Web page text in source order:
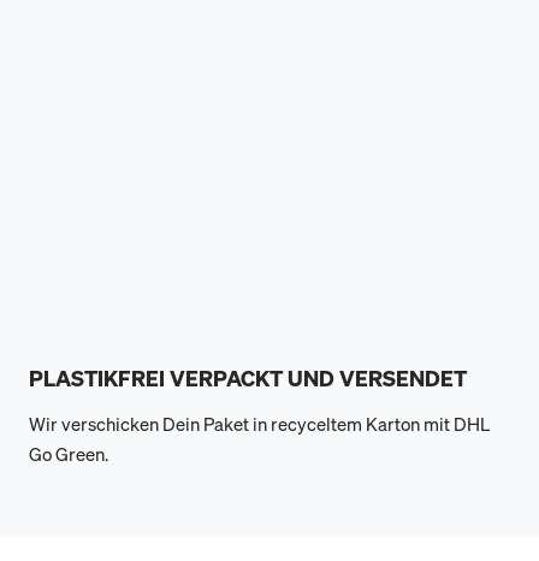
PLASTIKFREI VERPACKT UND VERSENDET
Wir verschicken Dein Paket in recyceltem Karton mit DHL
Go Green.